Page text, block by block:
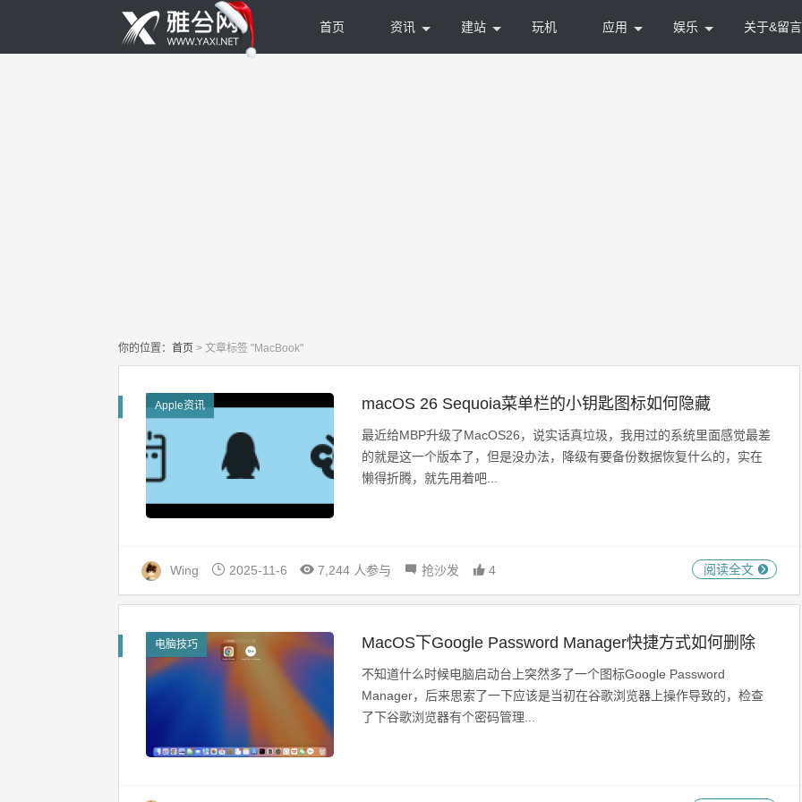
首页 资讯 建站 玩机 应用 娱乐 关于&留言
你的位置： 首页 > 文章标签 "MacBook"
Apple资讯 macOS 26 Sequoia菜单栏的小钥匙图标如何隐藏
最近给MBP升级了MacOS26，说实话真垃圾，我用过的系统里面感觉最差
的就是这一个版本了，但是没办法，降级有要备份数据恢复什么的，实在
懒得折腾，就先用着吧...
阅读全文
Wing 2025-11-6 7,244 人参与 抢沙发 4
电脑技巧 MacOS下Google Password Manager快捷方式如何删除
不知道什么时候电脑启动台上突然多了一个图标Google Password
Manager，后来思索了一下应该是当初在谷歌浏览器上操作导致的，检查
了下谷歌浏览器有个密码管理...